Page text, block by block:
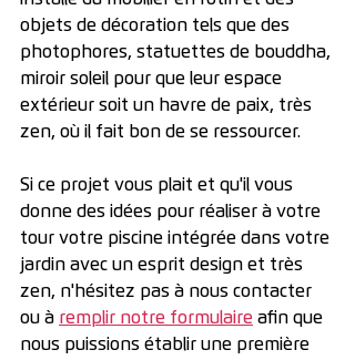
objets de décoration tels que des
photophores, statuettes de bouddha,
miroir soleil pour que leur espace
extérieur soit un havre de paix, très
zen, où il fait bon de se ressourcer.
Si ce projet vous plait et qu'il vous
donne des idées pour réaliser à votre
tour votre piscine intégrée dans votre
jardin avec un esprit design et très
zen, n'hésitez pas à nous contacter
ou à remplir notre formulaire afin que
nous puissions établir une première